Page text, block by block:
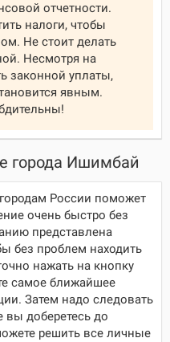
отчетности.
налоги, чтобы
Не стоит делать
Несмотря на
законной уплаты,
явным.
города Ишимбай
России поможет
очень быстро без
представлена
без проблем находить
нажать на кнопку
самое ближайшее
Затем надо следовать
вы доберетесь до
решить все личные